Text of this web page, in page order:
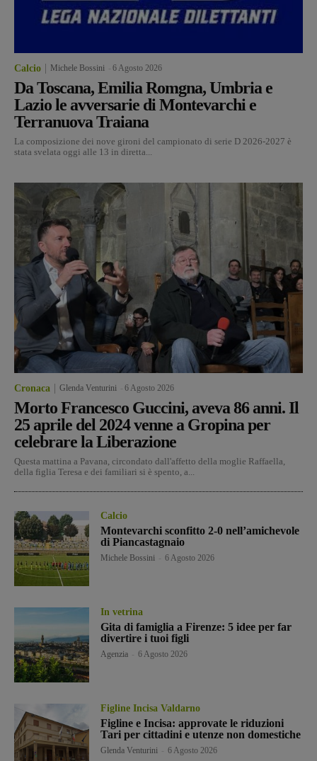
Calcio Michele Bossini 6 Agosto 2026
Da Toscana, Emilia Romgna, Umbria e
Lazio le avversarie di Montevarchi e
Terranuova Traiana
La composizione dei nove gironi del campionato di serie D 2026-2027 è
stata svelata oggi alle 13 in diretta...
Cronaca Glenda Venturini 6 Agosto 2026
Morto Francesco Guccini, aveva 86 anni. Il
25 aprile del 2024 venne a Gropina per
celebrare la Liberazione
Questa mattina a Pavana, circondato dall'affetto della moglie Raffaella,
della figlia Teresa e dei familiari si è spento, a...
Calcio
Montevarchi sconfitto 2-0 nell’amichevole
di Piancastagnaio
Michele Bossini 6 Agosto 2026
In vetrina
Gita di famiglia a Firenze: 5 idee per far
divertire i tuoi figli
Agenzia 6 Agosto 2026
Figline Incisa Valdarno
Figline e Incisa: approvate le riduzioni
Tari per cittadini e utenze non domestiche
Glenda Venturini 6 Agosto 2026